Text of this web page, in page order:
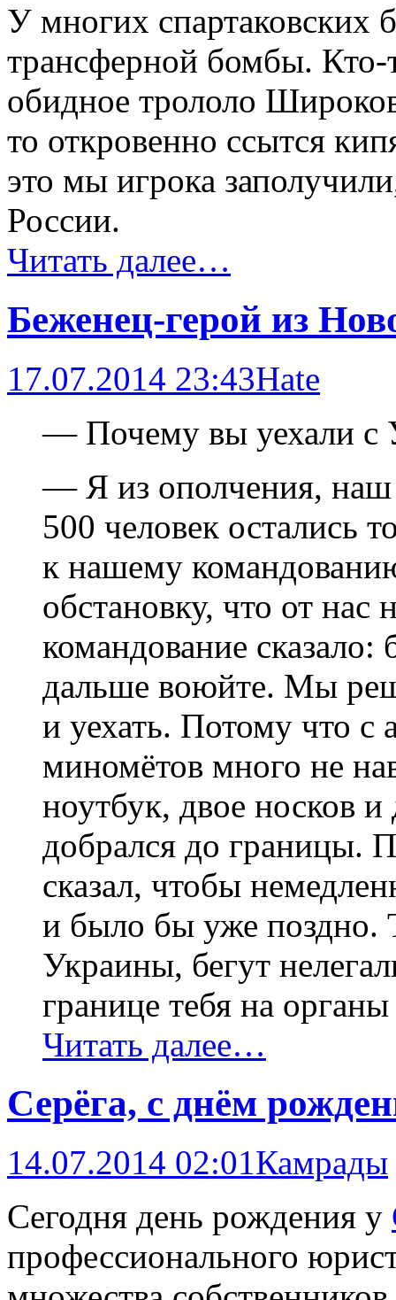
У многих спартаковских
трансферной бомбы. Кто-
обидное трололо
то откровенно ссытся
это мы игрока
России.
Читать далее…
Беженец-герой из
17.07.2014 23:43Hate
— Почему вы уехали с
— Я из ополчения, наш
500 человек
к нашему
обстановку, что от нас
командование сказало:
дальше воюйте. Мы
и уехать. Потому что с
миномётов много не
ноутбук, двое носков
добрался до границы.
сказал, чтобы
и было бы уже поздно.
Украины, бегут
границе тебя на
Читать далее…
Серёга, с днём
14.07.2014 02:01Камрады
Сегодня день рождения у
профессионального